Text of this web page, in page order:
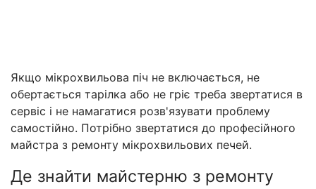
Якщо мікрохвильова піч не включається, не
обертається тарілка або не гріє треба звертатися в
сервіс і не намагатися розв'язувати проблему
самостійно. Потрібно звертатися до професійного
майстра з ремонту мікрохвильових печей.
Де знайти майстерню з ремонту